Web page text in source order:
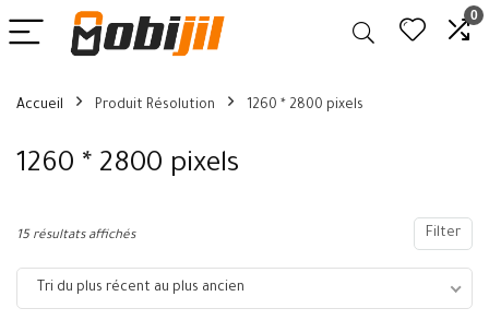
0
Accueil Produit Résolution 1260 * 2800 pixels
1260 * 2800 pixels
Filter
15 résultats affichés
Tri du plus récent au plus ancien